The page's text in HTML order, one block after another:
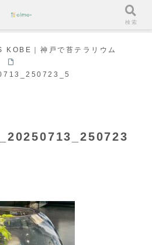
KOBE｜神戸で苔テラリウム
検索